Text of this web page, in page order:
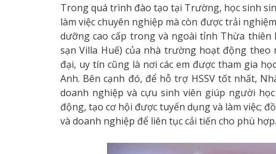
Trong quá trình đào tạo tại Trường, học sinh
làm việc chuyên nghiệp mà còn được trải
dưỡng cao cấp trong và ngoài tỉnh Thừa thiên
sạn Villa Huế) của nhà trường hoạt động theo
đại, uy tín cũng là nơi các em được tham gia
Anh. Bên cạnh đó, để hỗ trợ HSSV tốt nhất,
doanh nghiệp và cựu sinh viên giúp người
động, tạo cơ hội được tuyển dụng và làm việc;
và doanh nghiệp để liên tục cải tiến cho phù hợp.